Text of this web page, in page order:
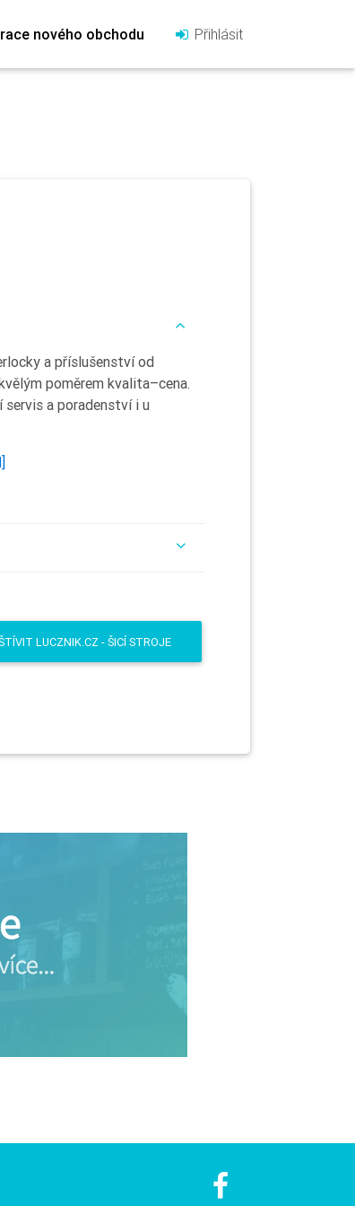
nového obchodu Přihlásit
a příslušenství od
poměrem kvalita–cena.
servis a poradenství i u
LUCZNIK.CZ - ŠICÍ STROJE